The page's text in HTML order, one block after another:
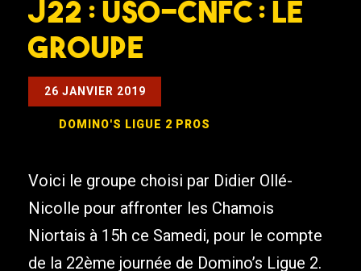
J22 : USO-CNFC : Le
groupe
26 JANVIER 2019
DOMINO'S LIGUE 2 PROS
Voici le groupe choisi par Didier Ollé-
Nicolle pour affronter les Chamois
Niortais à 15h ce Samedi, pour le compte
de la 22ème journée de Domino’s Ligue 2.